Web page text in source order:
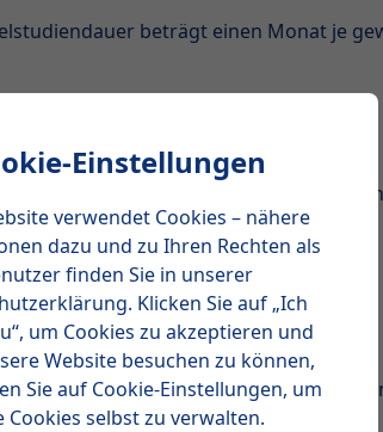
beträgt einen Monat je
Selbstmanagement (1480)
Achtsamkeit und
Remote Work (2460)
Grundlagen des Sozialmanagements
Lernmaterial der von Ihnen
pro belegtem Modul
Einstellungen
verwendet Cookies – nähere
dazu und zu Ihren Rechten als
finden Sie in unserer
. Klicken Sie auf „Ich
um Cookies zu akzeptieren und
Website besuchen zu können,
Sie auf Cookie-Einstellungen, um
Cookies selbst zu verwalten.